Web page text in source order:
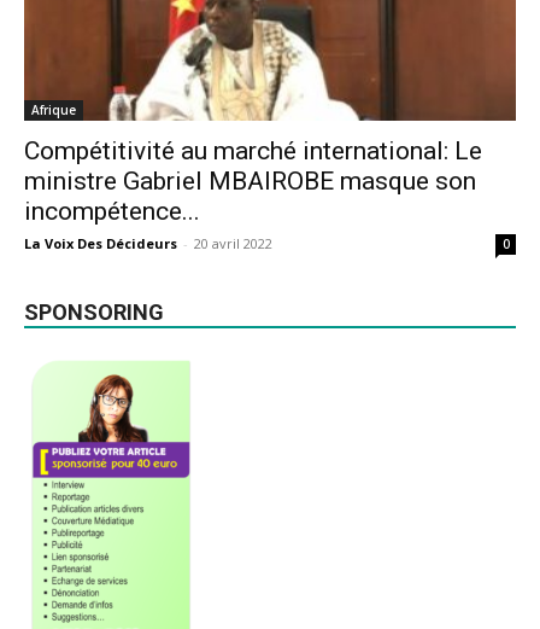
Afrique
Compétitivité au marché international: Le
ministre Gabriel MBAIROBE masque son
incompétence...
La Voix Des Décideurs - 20 avril 2022 0
SPONSORING